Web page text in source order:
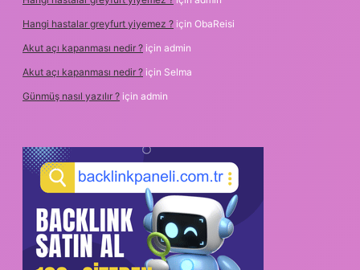
Hangi hastalar greyfurt yiyemez ? için ObaReisi
Akut açı kapanması nedir ? için admin
Akut açı kapanması nedir ? için Selma
Günmüş nasıl yazılır ? için admin